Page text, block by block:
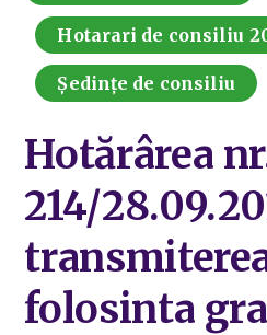
Hotarari de consiliu
Ședințe de consiliu
Hotărârea
214/
folosinta